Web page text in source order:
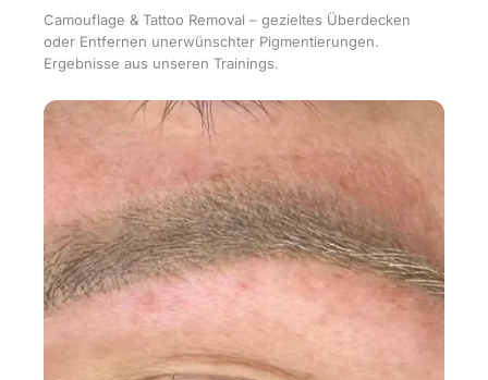
Camouflage & Tattoo Removal – gezieltes Überdecken
oder Entfernen unerwünschter Pigmentierungen.
Ergebnisse aus unseren Trainings.